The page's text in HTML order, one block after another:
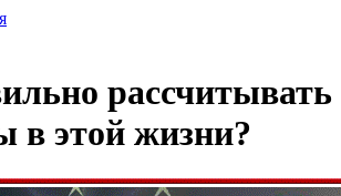
рассчитывать
в этой жизни?